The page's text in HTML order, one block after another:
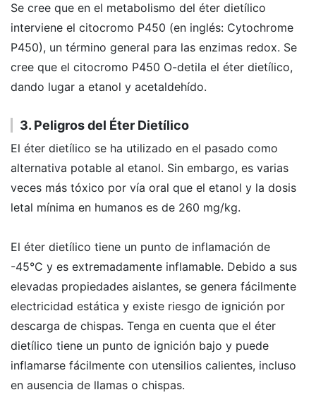
Se cree que en el metabolismo del éter dietílico
interviene el citocromo P450 (en inglés: Cytochrome
P450), un término general para las enzimas redox. Se
cree que el citocromo P450 O-detila el éter dietílico,
dando lugar a etanol y acetaldehído.
3. Peligros del Éter Dietílico
El éter dietílico se ha utilizado en el pasado como
alternativa potable al etanol. Sin embargo, es varias
veces más tóxico por vía oral que el etanol y la dosis
letal mínima en humanos es de 260 mg/kg.
El éter dietílico tiene un punto de inflamación de
-45°C y es extremadamente inflamable. Debido a sus
elevadas propiedades aislantes, se genera fácilmente
electricidad estática y existe riesgo de ignición por
descarga de chispas. Tenga en cuenta que el éter
dietílico tiene un punto de ignición bajo y puede
inflamarse fácilmente con utensilios calientes, incluso
en ausencia de llamas o chispas.